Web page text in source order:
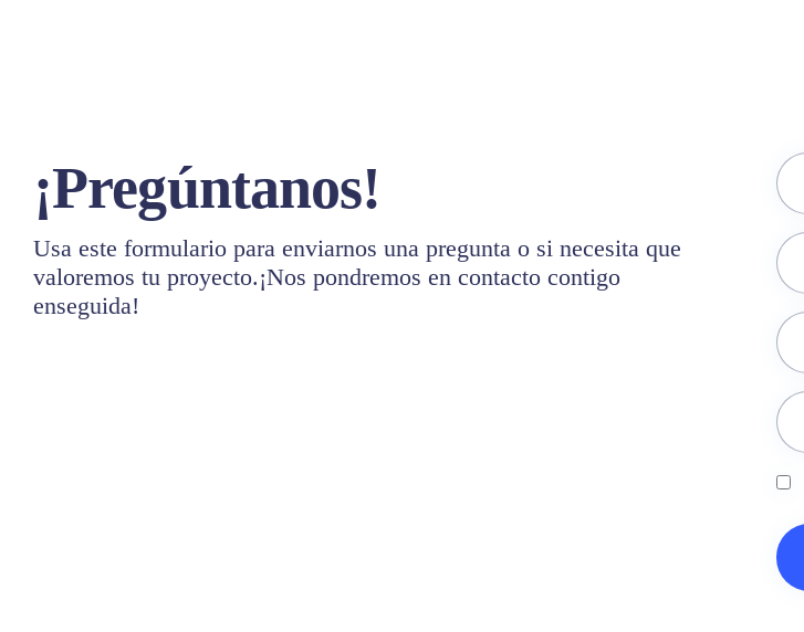
¡Pregúntanos!
Usa este formulario para enviarnos una pregunta o si necesita que
valoremos tu proyecto.¡Nos pondremos en contacto contigo
enseguida!